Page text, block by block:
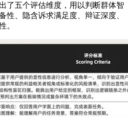
了五个评估维度，用以判断群体智
性、隐含诉求满足度、辩证深度、
。